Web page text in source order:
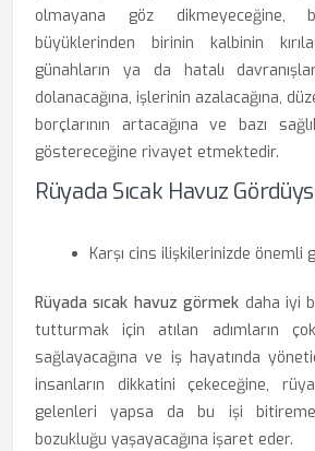
olmayana göz
büyüklerinden birinin kalbinin
günahların ya da hatalı
dolanacağına, işlerinin azalacağına,
borçlarının artacağına ve bazı
göstereceğine rivayet etmektedir.
Rüyada Sıcak Havuz
Karşı cins ilişkilerinizde önemli
Rüyada sıcak havuz görmek daha iyi
tutturmak için atılan adımların
sağlayacağına ve iş hayatında
insanların dikkatini çekeceğine,
gelenleri yapsa da bu işi
bozukluğu yaşayacağına işaret eder.